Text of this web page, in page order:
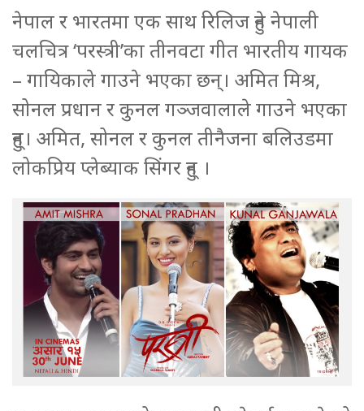
नेपाल र भारतमा एक साथ रिलिज हुने नेपाली
चलचित्र ‘परस्त्री’का तीनवटा गीत भारतीय गायक
– गायिकाले गाउने भएका छन्। अमित मिश्र,
सोनल प्रधान र कुनल गञ्जवालाले गाउने भएका
हुन्। अमित, सोनल र कुनल तीनैजना बलिउडमा
लोकप्रिय प्लेब्याक सिंगर हुन् ।